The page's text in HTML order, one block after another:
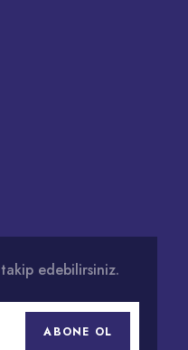
edebilirsiniz.
ABONE OL